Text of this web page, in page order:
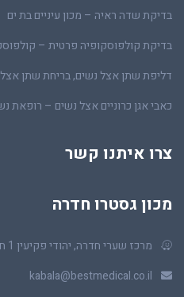
בדיקת שדה ראיה – מכון עיניים בת ים
בדיקת קולפוסקופיה פרטית –
דליפת שתן אצל נשים, בריחת שתן
כאבי אגן כרוניים אצל נשים – רופאת
צרו איתנו קשר
מכון גסטרו חדרה
מרכז שערי חדרה, יהודי פקיעין 1 חדרה
kabala@bestmedical.co.il